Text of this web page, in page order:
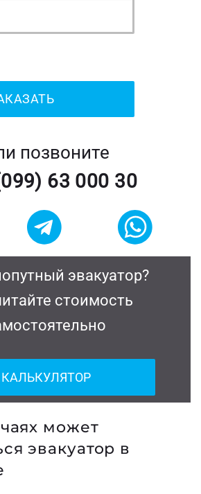
позвоните
63 000 30
эвакуатор?
стоимость
КАЛЬКУЛЯТОР
может
эвакуатор в